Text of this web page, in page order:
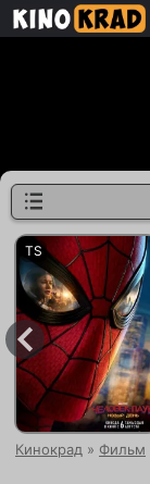
Кинокрад » Фильм